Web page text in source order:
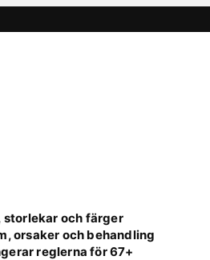
storlekar och färger
orsaker och behandling
reglerna för 67+